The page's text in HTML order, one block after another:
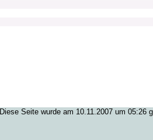
Diese Seite wurde am 10.11.2007 um 05:26